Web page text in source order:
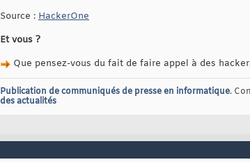
Source : HackerOne
Et vous ?
Que pensez-vous du fait de faire appel à des
Publication de communiqués de presse en informatique.
des actualités